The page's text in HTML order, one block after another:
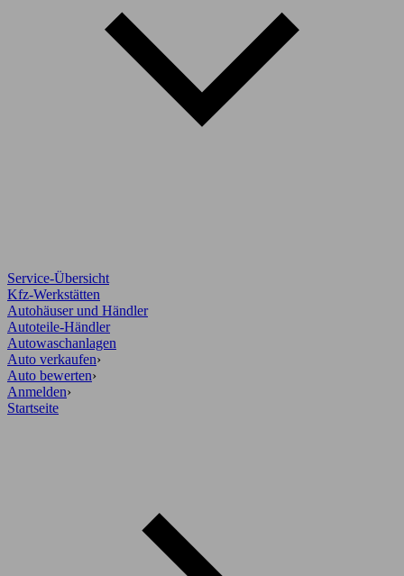
Service-Übersicht
Kfz-Werkstätten
Autohäuser und Händler
Autoteile-Händler
Autowaschanlagen
Auto verkaufen›
Auto bewerten›
Anmelden›
Startseite